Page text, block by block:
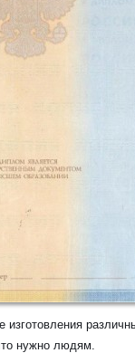
нужно людям.